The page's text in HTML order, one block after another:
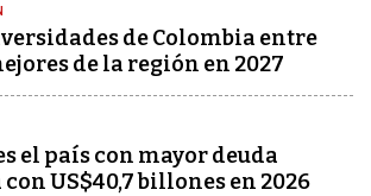
de Colombia entre
de la región en 2027
el país con mayor deuda
US$40,7 billones en 2026